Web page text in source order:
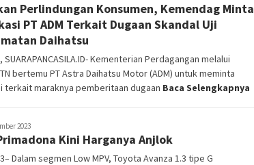
Perlindungan Konsumen, Kemendag Minta
PT ADM Terkait Dugaan Skandal Uji
Daihatsu
SUARAPANCASILA.ID- Kementerian Perdagangan melalui
bertemu PT Astra Daihatsu Motor (ADM) untuk meminta
terkait maraknya pemberitaan dugaan Baca Selengkapnya
2023
Kini Harganya Anjlok
Dalam segmen Low MPV, Toyota Avanza 1.3 tipe G